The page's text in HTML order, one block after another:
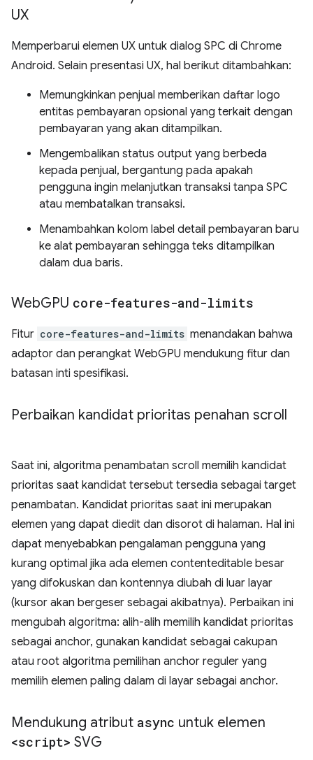
UX
Memperbarui elemen UX untuk dialog SPC di Chrome
Android. Selain presentasi UX, hal berikut ditambahkan:
Memungkinkan penjual memberikan daftar logo
entitas pembayaran opsional yang terkait dengan
pembayaran yang akan ditampilkan.
Mengembalikan status output yang berbeda
kepada penjual, bergantung pada apakah
pengguna ingin melanjutkan transaksi tanpa SPC
atau membatalkan transaksi.
Menambahkan kolom label detail pembayaran baru
ke alat pembayaran sehingga teks ditampilkan
dalam dua baris.
WebGPU core-features-and-limits
Fitur core-features-and-limits menandakan bahwa
adaptor dan perangkat WebGPU mendukung fitur dan
batasan inti spesifikasi.
Perbaikan kandidat prioritas penahan scroll
Saat ini, algoritma penambatan scroll memilih kandidat
prioritas saat kandidat tersebut tersedia sebagai target
penambatan. Kandidat prioritas saat ini merupakan
elemen yang dapat diedit dan disorot di halaman. Hal ini
dapat menyebabkan pengalaman pengguna yang
kurang optimal jika ada elemen contenteditable besar
yang difokuskan dan kontennya diubah di luar layar
(kursor akan bergeser sebagai akibatnya). Perbaikan ini
mengubah algoritma: alih-alih memilih kandidat prioritas
sebagai anchor, gunakan kandidat sebagai cakupan
atau root algoritma pemilihan anchor reguler yang
memilih elemen paling dalam di layar sebagai anchor.
Mendukung atribut async untuk elemen
<script> SVG